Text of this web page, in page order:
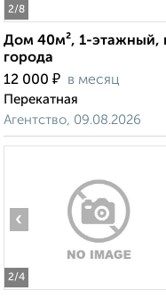
2/8
Дом 40м², 1-этажный,
города
12 000 ₽ в месяц
Перекатная
Агентство, 09.08.2026
2/4
‹